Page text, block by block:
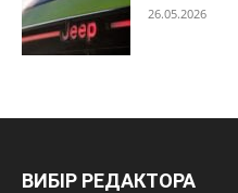
26.05.2026
ВИБІР РЕДАКТОРА